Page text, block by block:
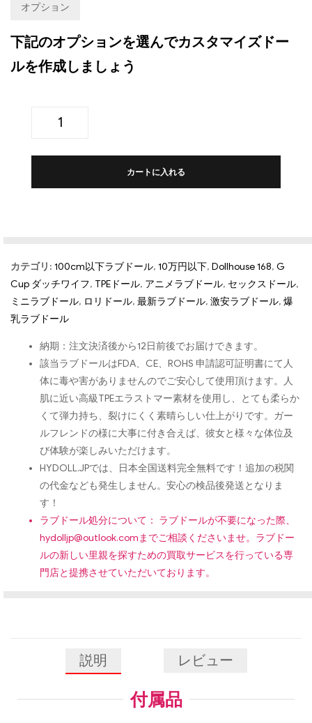
オプション
下記のオプションを選んでカスタマイズドー
ルを作成しましょう
カートに入れる
カテゴリ: 100cm以下ラブドール, 10万円以下, Dollhouse 168, G
Cup ダッチワイフ, TPEドール, アニメラブドール, セックスドール,
ミニラブドール, ロリドール, 最新ラブドール, 激安ラブドール, 爆
乳ラブドール
納期：注文決済後から12日前後でお届けできます。
該当ラブドールはFDA、CE、ROHS 申請認可証明書にて人
体に毒や害がありませんのでご安心して使用頂けます。人
肌に近い高級TPEエラストマー素材を使用し、とても柔らか
くて弾力持ち、裂けにくく素晴らしい仕上がりです。ガー
ルフレンドの様に大事に付き合えば、彼女と様々な体位及
び体験が楽しみいただけます。
HYDOLL.JPでは、日本全国送料完全無料です！追加の税関
の代金なども発生しません。安心の検品後発送となりま
す！
ラブドール処分について： ラブドールが不要になった際、
hydolljp@outlook.comまでご相談くださいませ。ラブドー
ルの新しい里親を探すための買取サービスを行っている専
門店と提携させていただいております。
説明 レビュー
付属品